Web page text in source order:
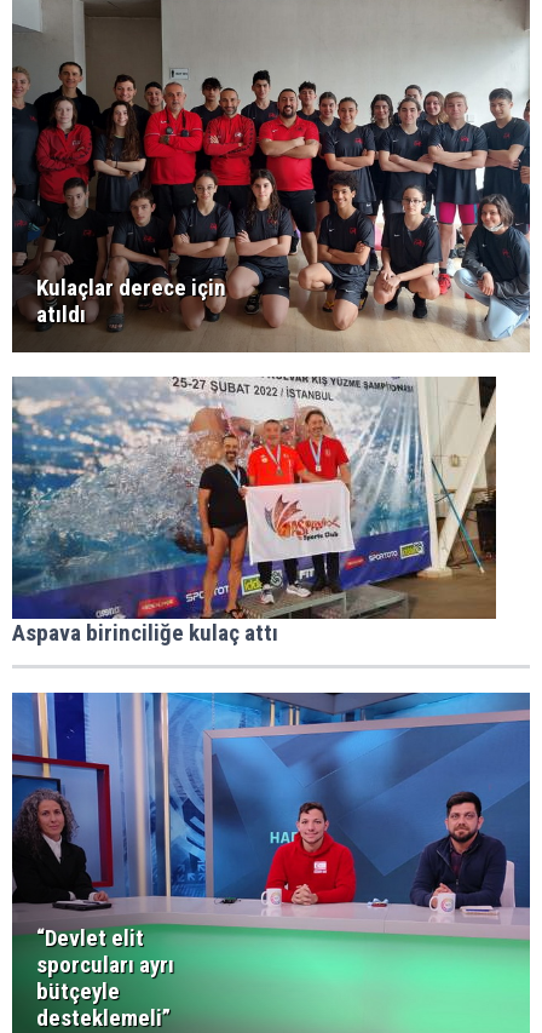
Kulaçlar derece için
atıldı
Aspava birinciliğe kulaç attı
“Devlet elit
sporcuları ayrı
bütçeyle
desteklemeli”